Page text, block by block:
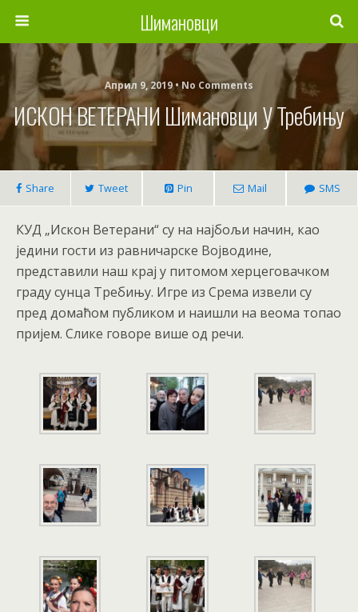
Шимановци
Април 9, 2019 • No Comments
ИСКОН ВЕТЕРАНИ Шимановци У Требињу
Share Tweet Pin Mail SMS
КУД „Искон Ветерани“ су на најбољи начин, као
једини гости из равничарске Војводине,
представили наш крај у питомом херцеговачком
граду сунца Требињу. Игре из Срема извели су
пред домаћом публиком и наишли на веома топао
пријем. Слике говоре више од речи.